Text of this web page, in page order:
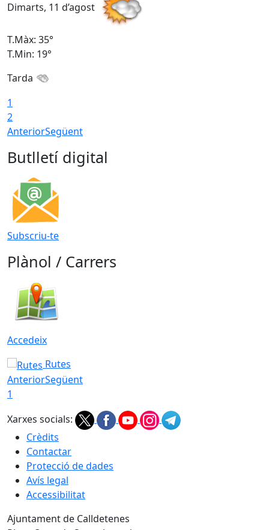
Dimarts, 11 d’agost
T.Màx: 35°
T.Min: 19°
Tarda
1
2
AnteriorSegüent
Butlletí digital
Subscriu-te
Plànol / Carrers
Accedeix
Rutes
AnteriorSegüent
1
Xarxes socials:
Crèdits
Contactar
Protecció de dades
Avís legal
Accessibilitat
Ajuntament de Calldetenes